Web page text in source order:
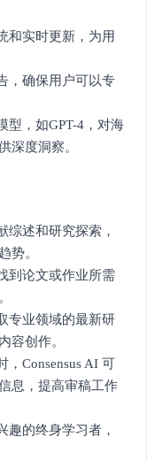
和实时更新，为用
，确保用户可以专
型，如GPT-4，对海
深度洞察。
综述和研究探索，
势。
到论文或作业所需
专业领域的最新研
容创作。
Consensus AI 可
息，提高审稿工作
趣的终身学习者，